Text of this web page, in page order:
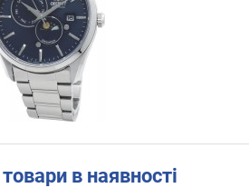
в наявності